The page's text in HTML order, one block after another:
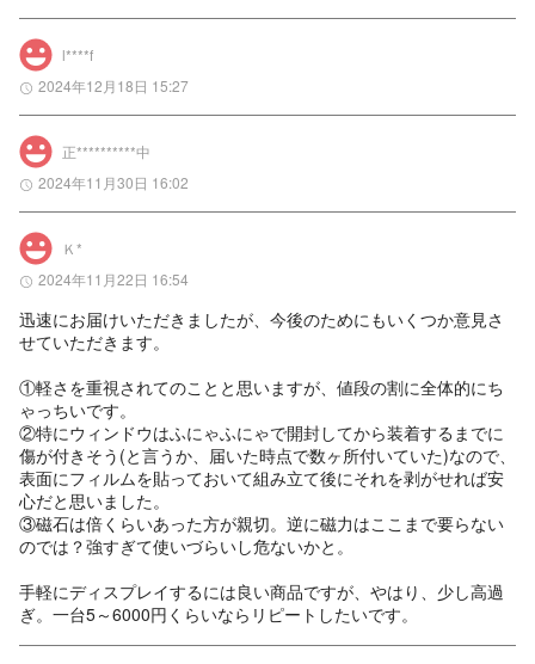
l****f
2024年12月18日 15:27
正**********中
2024年11月30日 16:02
Ｋ*
2024年11月22日 16:54
迅速にお届けいただきましたが、今後のためにもいくつか意見さ
せていただきます。
①軽さを重視されてのことと思いますが、値段の割に全体的にち
ゃっちいです。
②特にウィンドウはふにゃふにゃで開封してから装着するまでに
傷が付きそう(と言うか、届いた時点で数ヶ所付いていた)なので、
表面にフィルムを貼っておいて組み立て後にそれを剥がせれば安
心だと思いました。
③磁石は倍くらいあった方が親切。逆に磁力はここまで要らない
のでは？強すぎて使いづらいし危ないかと。
手軽にディスプレイするには良い商品ですが、やはり、少し高過
ぎ。一台5～6000円くらいならリピートしたいです。